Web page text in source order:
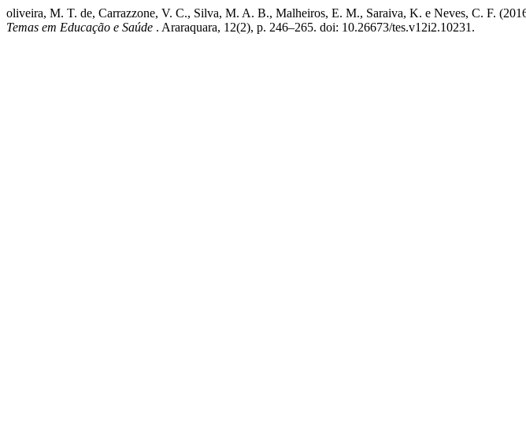
oliveira, M. T. de, Carrazzone, V. C., Silva, M. A. B., Malheiros, E. M., Saraiva, K. e Neves, C. F.
Temas em Educação e Saúde . Araraquara, 12(2), p. 246–265. doi: 10.26673/tes.v12i2.10231.